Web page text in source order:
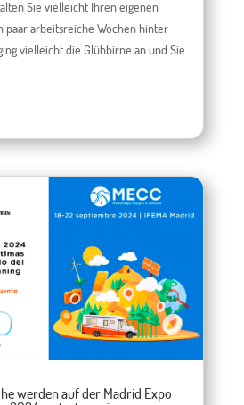
Sie vielleicht Ihren eigenen
paar arbeitsreiche Wochen hinter
vielleicht die Glühbirne an und Sie
werden auf der Madrid Expo